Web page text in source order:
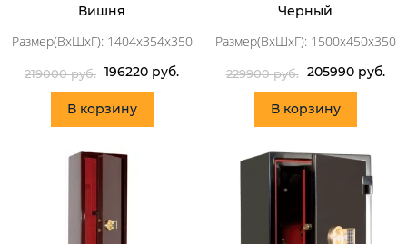
Вишня
Размер(ВхШхГ): 1404x354x350
219000 руб. 196220 руб.
В корзину
Черный
Размер(ВхШхГ): 1500x450x350
229900 руб. 205990 руб.
В корзину